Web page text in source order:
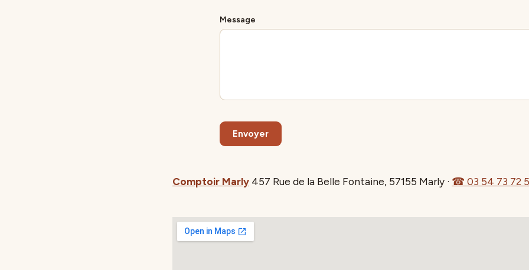
Message
Envoyer
Comptoir Marly 457 Rue de la Belle Fontaine, 57155 Marly · ☎ 03 54 73 72